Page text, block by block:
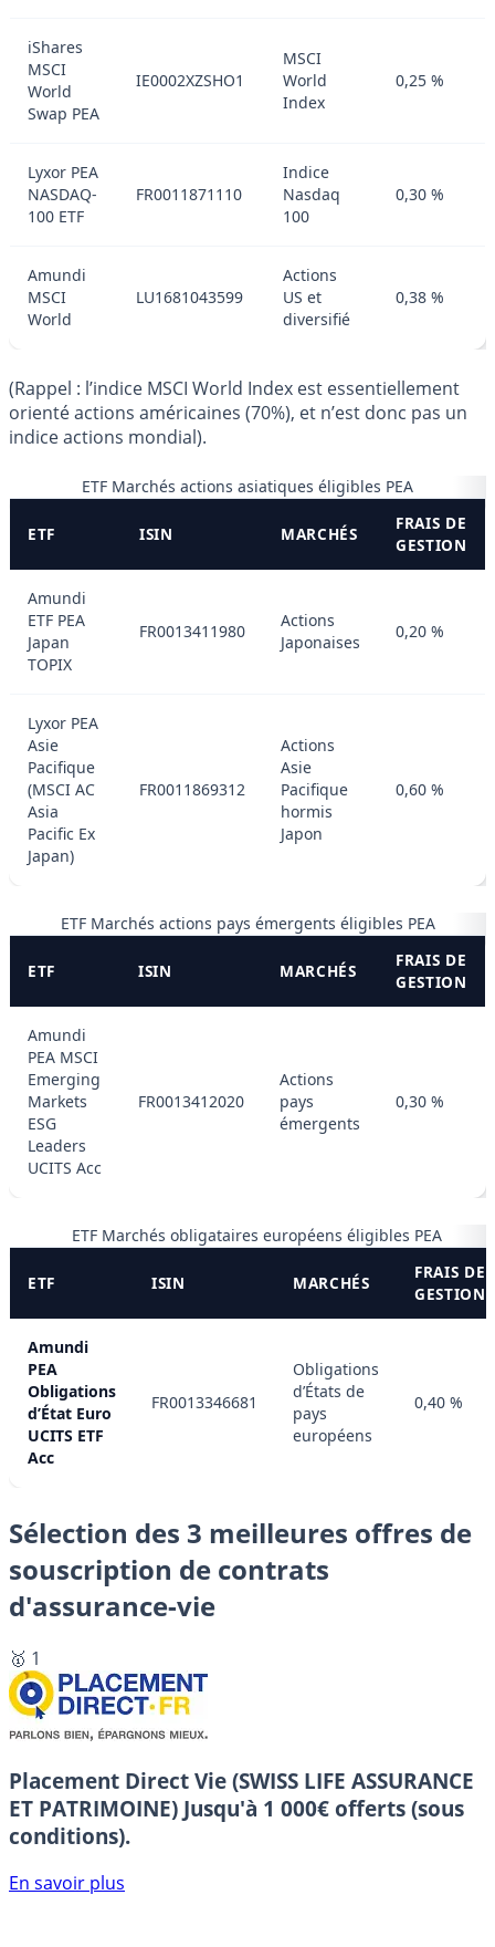
iShares
MSCI
World
Swap PEA
IE0002XZSHO1
MSCI
World
Index
0,25 %
Lyxor PEA
NASDAQ-
100 ETF
FR0011871110
Indice
Nasdaq
100
0,30 %
Amundi
MSCI
World
LU1681043599
Actions
US et
diversifié
0,38 %
(Rappel : l’indice MSCI World Index est essentiellement
orienté actions américaines (70%), et n’est donc pas un
indice actions mondial).
ETF Marchés actions asiatiques éligibles PEA
ETF ISIN MARCHÉS
FRAIS DE
GESTION
Amundi
ETF PEA
Japan
TOPIX
FR0013411980
Actions
Japonaises
0,20 %
Lyxor PEA
Asie
Pacifique
(MSCI AC
Asia
Pacific Ex
Japan)
FR0011869312
Actions
Asie
Pacifique
hormis
Japon
0,60 %
ETF Marchés actions pays émergents éligibles PEA
ETF ISIN MARCHÉS
FRAIS DE
GESTION
Amundi
PEA MSCI
Emerging
Markets
ESG
Leaders
UCITS Acc
FR0013412020
Actions
pays
émergents
0,30 %
ETF Marchés obligataires européens éligibles PEA
ETF ISIN MARCHÉS
FRAIS DE
GESTION
Amundi
PEA
Obligations
d’État Euro
UCITS ETF
Acc
FR0013346681
Obligations
d’États de
pays
européens
0,40 %
Sélection des 3 meilleures offres de
souscription de contrats
d'assurance-vie
🥇 1
Placement Direct Vie (SWISS LIFE ASSURANCE
ET PATRIMOINE) Jusqu'à 1 000€ offerts (sous
conditions).
En savoir plus